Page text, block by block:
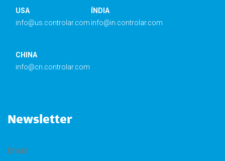
USA
info@us.controlar.com
ÍNDIA
info@in.controlar.com
CHINA
info@cn.controlar.com
Newsletter